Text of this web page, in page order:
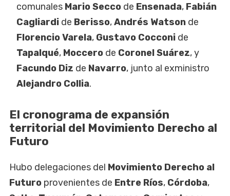
comunales Mario Secco de Ensenada, Fabián
Cagliardi de Berisso,Andrés Watson de
Florencio Varela, Gustavo Cocconi de
Tapalqué, Moccero de Coronel Suárez, y
Facundo Diz de Navarro, junto al exministro
Alejandro Collia.
El cronograma de expansión
territorial del Movimiento Derecho al
Futuro
Hubo delegaciones del Movimiento Derecho al
Futuro provenientes de Entre Ríos, Córdoba,